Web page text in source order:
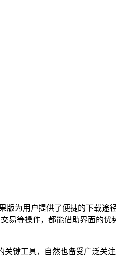
版为用户提供了便捷的下载途
交易等操作，都能借助界面的优
键工具，自然也备受广泛关